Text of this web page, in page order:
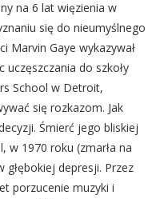
na 6 lat więzienia w
się do nieumyślnego
Marvin Gaye wykazywał
do szkoły
School w Detroit,
się rozkazom. Jak
Śmierć jego bliskiej
w 1970 roku (zmarła na
depresji. Przez
porzucenie muzyki i